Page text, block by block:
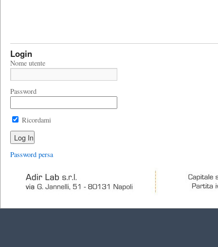
Login
Nome utente
Password
Ricordami
Password persa